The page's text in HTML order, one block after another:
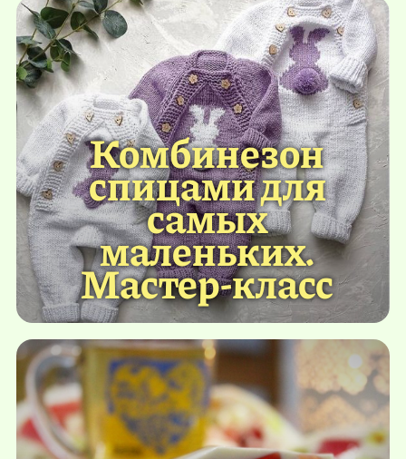
Комбинезон
спицами для
самых
маленьких.
Мастер-класс